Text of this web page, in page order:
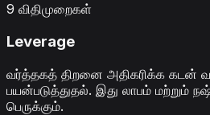
9 விதிமுறைகள்
Leverage
வர்த்தகத் திறனை அதிகரிக்க கடன்
பயன்படுத்துதல். இது லாபம் மற்றும்
பெருக்கும்.